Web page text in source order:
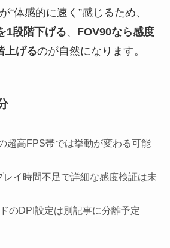
“体感的に速く”感じるため、
1段階下げる、 FOV90なら感度
上げるのが自然になります。
超高FPS帯では挙動が変わる可能
レイ時間不足で詳細な感度検証は未
のDPI設定は別記事に分離予定